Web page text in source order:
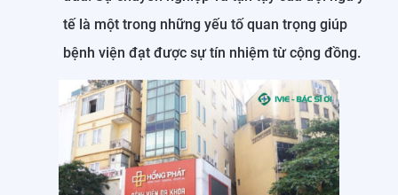
tế là một trong những yếu tố quan trọng giúp
bệnh viện đạt được sự tín nhiệm từ cộng đồng.